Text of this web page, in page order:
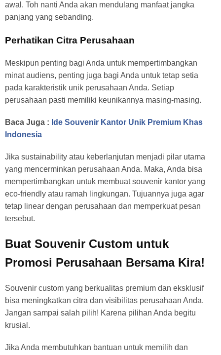
awal. Toh nanti Anda akan mendulang manfaat jangka
panjang yang sebanding.
Perhatikan Citra Perusahaan
Meskipun penting bagi Anda untuk mempertimbangkan
minat audiens, penting juga bagi Anda untuk tetap setia
pada karakteristik unik perusahaan Anda. Setiap
perusahaan pasti memiliki keunikannya masing-masing.
Baca Juga : Ide Souvenir Kantor Unik Premium Khas
Indonesia
Jika sustainability atau keberlanjutan menjadi pilar utama
yang mencerminkan perusahaan Anda. Maka, Anda bisa
mempertimbangkan untuk membuat souvenir kantor yang
eco-friendly atau ramah lingkungan. Tujuannya juga agar
tetap linear dengan perusahaan dan memperkuat pesan
tersebut.
Buat Souvenir Custom untuk
Promosi Perusahaan Bersama Kira!
Souvenir custom yang berkualitas premium dan eksklusif
bisa meningkatkan citra dan visibilitas perusahaan Anda.
Jangan sampai salah pilih! Karena pilihan Anda begitu
krusial.
Jika Anda membutuhkan bantuan untuk memilih dan